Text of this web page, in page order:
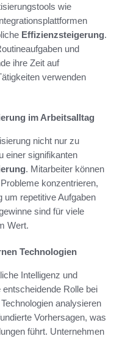
wie
Effizienzsteigerung.
und
ihre Zeit auf
verwenden
im Arbeitsalltag
nicht nur zu
einer signifikanten
. Mitarbeiter können
konzentrieren,
um repetitive Aufgaben
sind für viele
Wert.
Technologien
Intelligenz und
Rolle bei
analysieren
Vorhersagen, was
führt. Unternehmen